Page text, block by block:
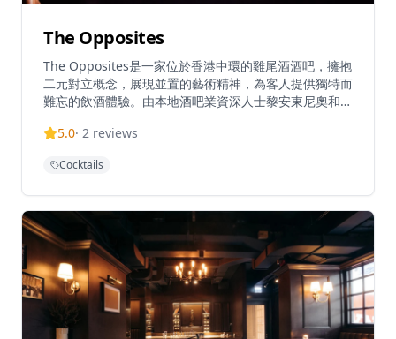
The Opposites
The Opposites是一家位於香港中環的雞尾酒酒吧，擁抱
二元對立概念，展現並置的藝術精神，為客人提供獨特而
難忘的飲酒體驗。由本地酒吧業資深人士黎安東尼奧和郭
尾酒體驗，融合對比元素創造創新飲品和氛圍。酒吧的設
技藝，能夠為客人創造獨特而富有創意的雞尾酒。無論是
朋友，The Opposites都能提供難忘的夜晚。酒吧環境時
尚現代，適合約會、商務聚會或慶祝特殊場合。
5.0· 2 reviews
Cocktails